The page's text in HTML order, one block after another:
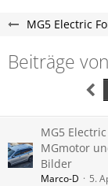
MG5 Electric
Beiträge
MG5
MGmotor
Bilder
Marco-D 5.